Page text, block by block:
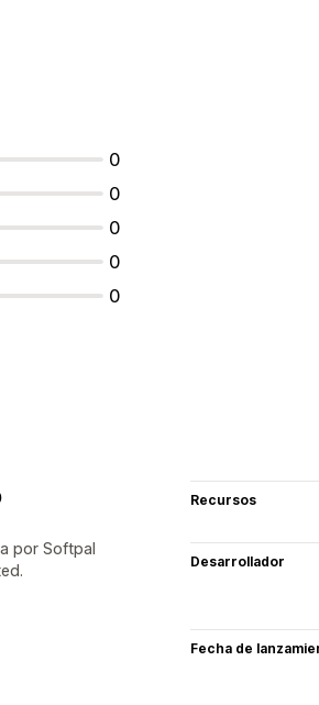
0
0
0
0
0
por Softpal
Recursos
Desarrollador
Fecha de